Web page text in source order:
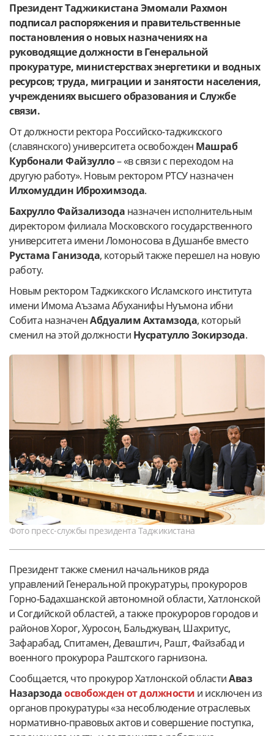
Президент Таджикистана Эмомали Рахмон
подписал распоряжения и правительственные
постановления о новых назначениях на
руководящие должности в Генеральной
прокуратуре, министерствах энергетики и водных
ресурсов; труда, миграции и занятости населения,
учреждениях высшего образования и Службе
связи.
От должности ректора Российско-таджикского
(славянского) университета освобожден Машраб
Курбонали Файзулло– «в связи с переходом на
другую работу». Новым ректором РТСУ назначен
Илхомуддин Иброхимзода.
Бахрулло Файзализода назначен исполнительным
директором филиала Московского государственного
университета имени Ломоносова в Душанбе вместо
Рустама Ганизода, который также перешел на новую
работу.
Новым ректором Таджикского Исламского института
имени Имома Аъзама Абуханифы Нуъмона ибни
Собита назначенАбдуалим Ахтамзода, который
сменил на этой должности Нусратулло Зокирзода.
Фото пресс-службы президента Таджикистана
Президент также сменил начальников ряда
управлений Генеральной прокуратуры, прокуроров
Горно-Бадахшанской автономной области, Хатлонской
и Согдийской областей, а также прокуроров городов и
районов Хорог, Хуросон, Бальджуван, Шахритус,
Зафарабад, Спитамен, Деваштич, Рашт, Файзабад и
военного прокурора Раштского гарнизона.
Сообщается, что прокурор Хатлонской областиАваз
Назарзодаосвобожден от должности и исключен из
органов прокуратуры «за несоблюдение отраслевых
нормативно-правовых актов и совершение поступка,